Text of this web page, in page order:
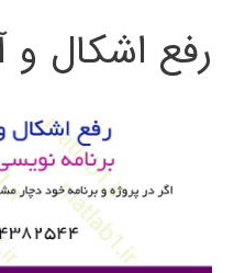
ج
رفع اشکال و